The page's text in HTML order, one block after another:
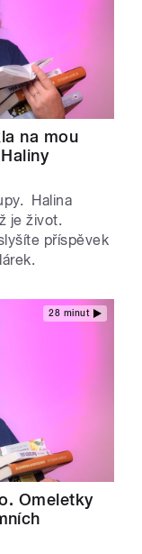
na mou
Halina
je život.
příspěvek
28 minut
Omeletky